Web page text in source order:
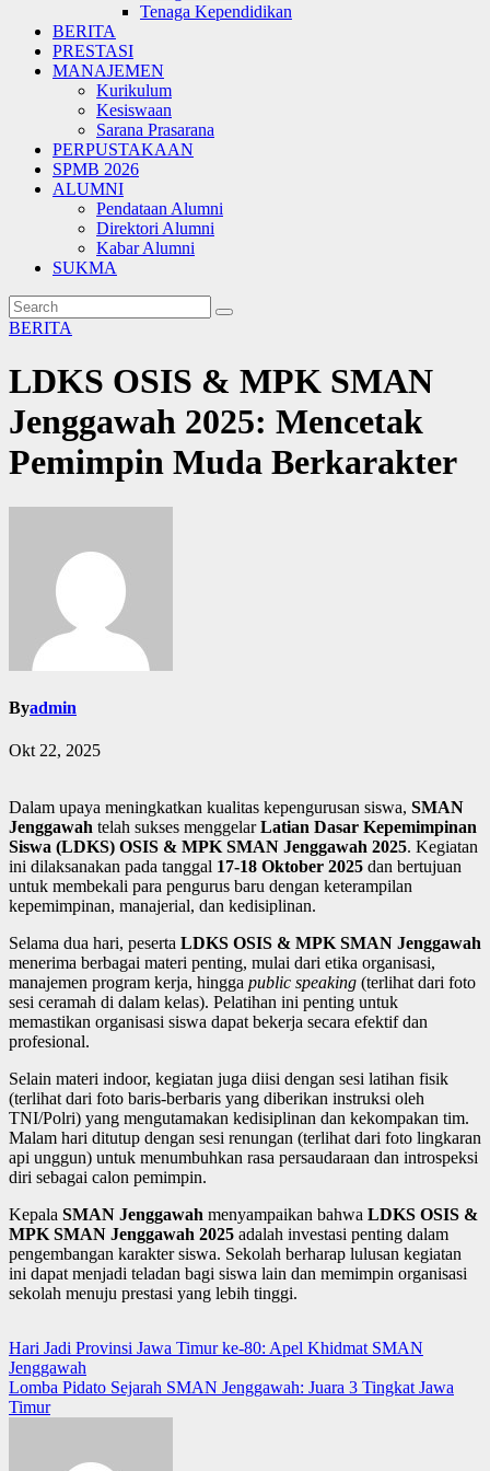
Tenaga Kependidikan
BERITA
PRESTASI
MANAJEMEN
Kurikulum
Kesiswaan
Sarana Prasarana
PERPUSTAKAAN
SPMB 2026
ALUMNI
Pendataan Alumni
Direktori Alumni
Kabar Alumni
SUKMA
BERITA
LDKS OSIS & MPK SMAN
Jenggawah 2025: Mencetak
Pemimpin Muda Berkarakter
Byadmin
Okt 22, 2025
Dalam upaya meningkatkan kualitas kepengurusan siswa, SMAN
Jenggawah telah sukses menggelarLatian Dasar Kepemimpinan
Siswa (LDKS) OSIS & MPK SMAN Jenggawah 2025. Kegiatan
ini dilaksanakan pada tanggal 17-18 Oktober 2025 dan bertujuan
untuk membekali para pengurus baru dengan keterampilan
kepemimpinan, manajerial, dan kedisiplinan.
Selama dua hari, peserta LDKS OSIS & MPK SMAN Jenggawah
menerima berbagai materi penting, mulai dari etika organisasi,
manajemen program kerja, hingga public speaking (terlihat dari foto
sesi ceramah di dalam kelas). Pelatihan ini penting untuk
memastikan organisasi siswa dapat bekerja secara efektif dan
profesional.
Selain materi indoor, kegiatan juga diisi dengan sesi latihan fisik
(terlihat dari foto baris-berbaris yang diberikan instruksi oleh
TNI/Polri) yang mengutamakan kedisiplinan dan kekompakan tim.
Malam hari ditutup dengan sesi renungan (terlihat dari foto lingkaran
api unggun) untuk menumbuhkan rasa persaudaraan dan introspeksi
diri sebagai calon pemimpin.
Kepala SMAN Jenggawah menyampaikan bahwa LDKS OSIS &
MPK SMAN Jenggawah 2025 adalah investasi penting dalam
pengembangan karakter siswa. Sekolah berharap lulusan kegiatan
ini dapat menjadi teladan bagi siswa lain dan memimpin organisasi
sekolah menuju prestasi yang lebih tinggi.
Navigasi
pos
Hari Jadi Provinsi Jawa Timur ke-80: Apel Khidmat SMAN
Jenggawah
Lomba Pidato Sejarah SMAN Jenggawah: Juara 3 Tingkat Jawa
Timur